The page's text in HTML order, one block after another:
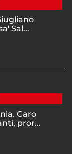
Sal...
Caro
pror...